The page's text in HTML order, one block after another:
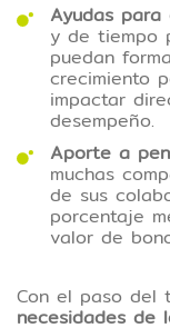
Ayudas para
y de tiempo
puedan
crecimiento
impactar
desempeño.
Aporte a
muchas
de sus
porcentaje
valor de
Con el paso del
necesidades de